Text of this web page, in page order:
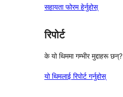
सहायता फोरम हेर्नुहोस्
रिपोर्ट
के यो थिममा गम्भीर मुद्दाहरू छन्?
यो थिमलाई रिपोर्ट गर्नुहोस्